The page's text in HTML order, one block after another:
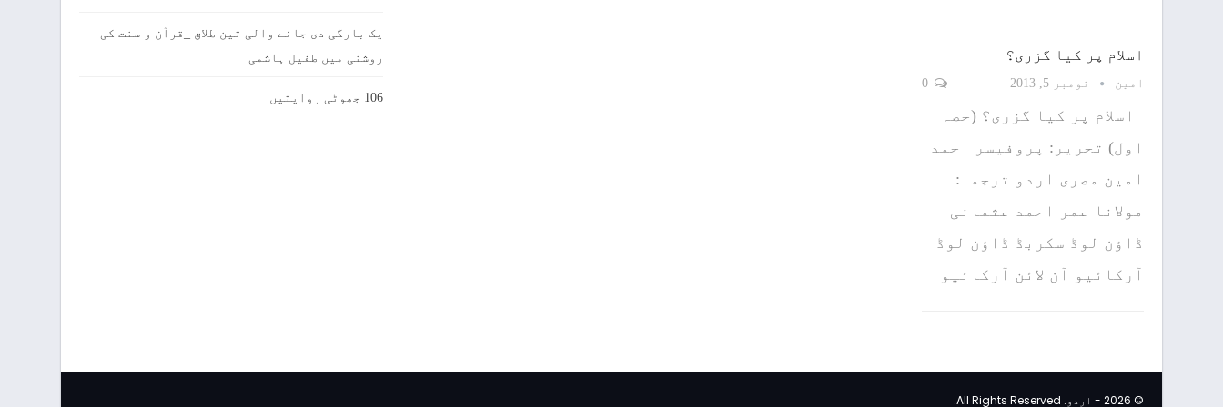
اسلام پر کیا گزری؟
امین نومبر 5, 2013
اسلام پر کیا گزری؟ (حصہ
اول) تحریر: پروفیسر احمد
امین مصری اردو ترجمہ:
مولانا عمر احمد عثمانی
ڈاؤن لوڈ سکربڈ ڈاؤن لوڈ
آرکائیو آن لائن آرکائیو
یک بارگی دی جانے والی تین طلاق _قرآن و سنت کی
روشنی میں طفیل ہاشمی
106 جھوٹی روایتیں
© 2026 - اردو. All Rights Reserved.